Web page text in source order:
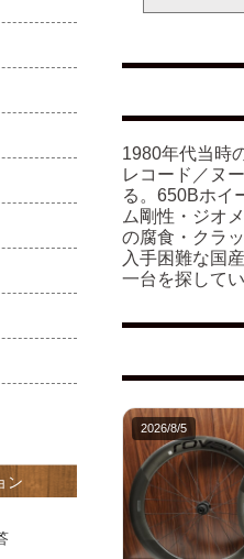
1980年代当時
レコード／ヌ
る。650Bホイ
ム剛性・ジオ
の腐食・クラ
入手困難な国
一台を探して
2026/8/5
ン